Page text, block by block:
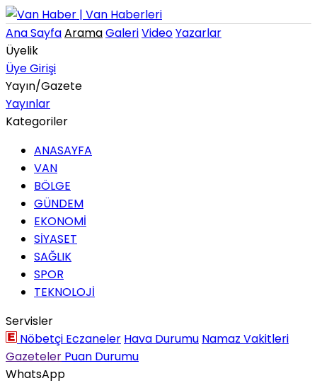
Ana SayfaAramaGaleriVideoYazarlar
Üyelik
Üye Girişi
Yayın/Gazete
Yayınlar
Kategoriler
ANASAYFA
VAN
BÖLGE
GÜNDEM
EKONOMİ
SİYASET
SAĞLIK
SPOR
TEKNOLOJİ
Servisler
Nöbetçi Eczaneler Hava Durumu Namaz Vakitleri
Gazeteler Puan Durumu
WhatsApp